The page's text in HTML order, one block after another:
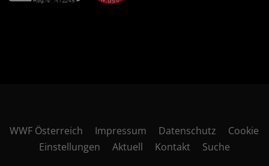
WWF Österreich Impressum Datenschutz
Cookie
Einstellungen
Aktuell Kontakt Suche